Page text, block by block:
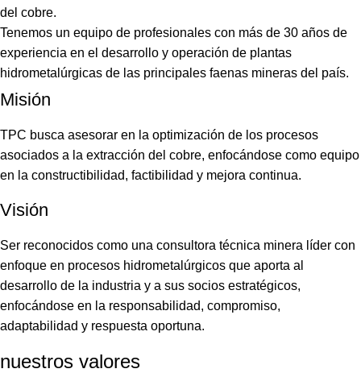
del cobre.
Tenemos un equipo de profesionales con más de 30 años de
experiencia en el desarrollo y operación de plantas
hidrometalúrgicas de las principales faenas mineras del país.
Misión
TPC busca asesorar en la optimización de los procesos
asociados a la extracción del cobre, enfocándose como equipo
en la constructibilidad, factibilidad y mejora continua.
Visión
Ser reconocidos como una consultora técnica minera líder con
enfoque en procesos hidrometalúrgicos que aporta al
desarrollo de la industria y a sus socios estratégicos,
enfocándose en la responsabilidad, compromiso,
adaptabilidad y respuesta oportuna.
nuestros valores